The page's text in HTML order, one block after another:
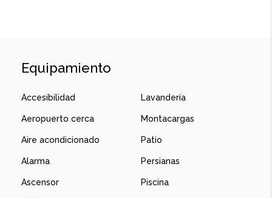
Equipamiento
Accesibilidad
Aeropuerto cerca
Aire acondicionado
Alarma
Ascensor
Lavandería
Montacargas
Patio
Persianas
Piscina